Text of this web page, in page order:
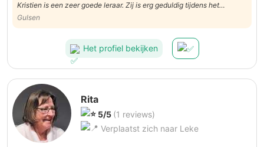
Kristien is een zeer goede leraar. Zij is erg geduldig tijdens het
lesgeven en blijft uitleggen totdat je het begrijpt. Ik zou Kristien
aanraden aan iedereen die Nederlands wil leren en verbeteren.
Gulsen
Het profiel bekijken
Rita
5/5 (1 reviews)
Verplaatst zich naar Leke